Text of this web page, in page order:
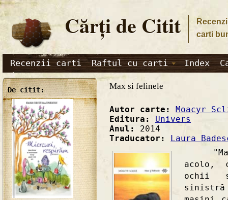
Cărţi de Citit
carti
Recenzii carti Raftul cu carti Index
De citit: Max si felinele
Autor carte: Moacyr
Editura: Univers
Anul: 2014
Traducator: Laura
"Max
acolo,
ochii